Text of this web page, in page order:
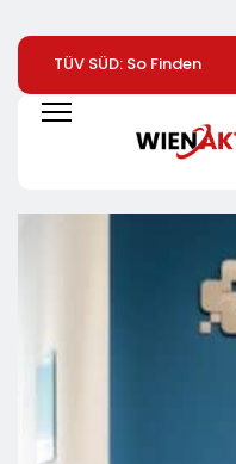
TÜV SÜD: So Finden
Verbraucher Das
Passende